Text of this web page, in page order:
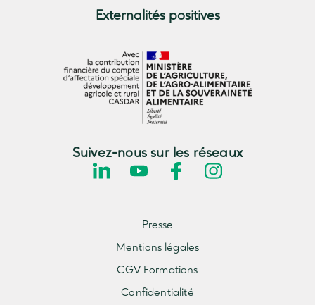
Externalités positives
Suivez-nous sur les réseaux
Presse
Mentions légales
CGV Formations
Confidentialité